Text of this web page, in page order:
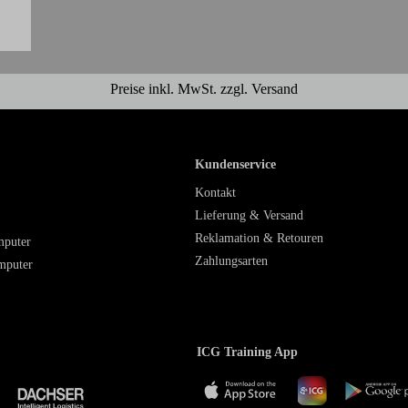
Preise inkl. MwSt. zzgl. Versand
Kundenservice
Kontakt
Lieferung & Versand
Reklamation & Retouren
Zahlungsarten
ICG Training App